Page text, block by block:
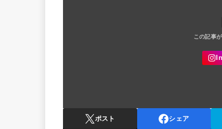
ポスト シェア